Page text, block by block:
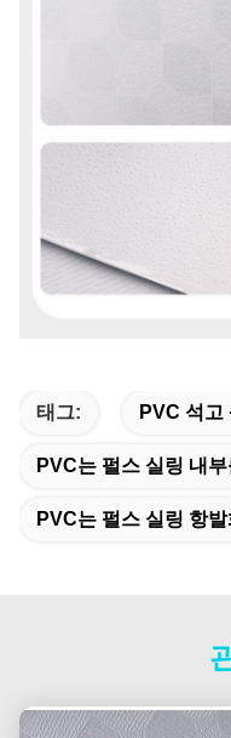
태그: PVC 석고
PVC는 펄스 실링 내
PVC는 펄스 실링 항